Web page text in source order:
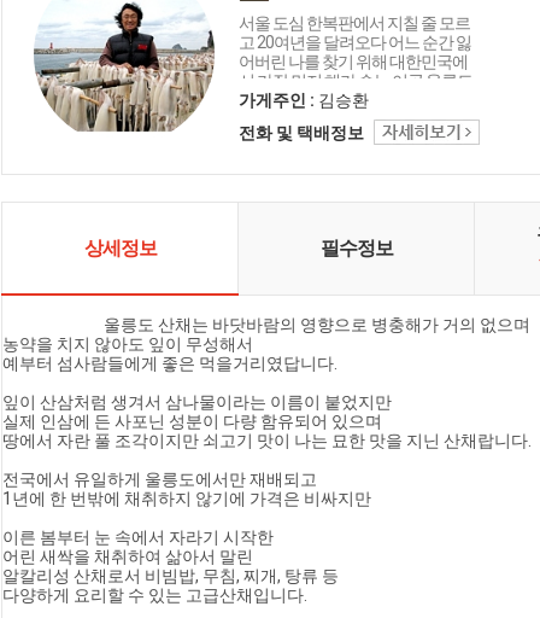
서울 도심 한복판에서 지칠 줄 모르
고 20여년을 달려오다 어느 순간 잃
어버린 나를 찾기 위해 대한민국에
서 가장 먼저 해가 솟는 이곳 울릉도
에 정착하게 되었습니다. 어렵고 힘
든 섬 생활, 하지만 아름다운 사람, 아
름다운 자연이 주는 위로와 축복에
도의 자연을 함께 나누려 합니다.
가게주인 : 김승환
전화 및 택배정보
상세정보 필수정보
농약을 치지 않아도 잎이 무성해서
예부터 섬사람들에게 좋은 먹을거리였답니다.
잎이 산삼처럼 생겨서 삼나물이라는 이름이 붙었지만
실제 인삼에 든 사포닌 성분이 다량 함유되어 있으며
땅에서 자란 풀 조각이지만 쇠고기 맛이 나는 묘한 맛을 지닌 산채랍니다.
전국에서 유일하게 울릉도에서만 재배되고
1년에 한 번밖에 채취하지 않기에 가격은 비싸지만
이른 봄부터 눈 속에서 자라기 시작한
어린 새싹을 채취하여 삶아서 말린
알칼리성 산채로서 비빔밥, 무침, 찌개, 탕류 등
다양하게 요리할 수 있는 고급산채입니다.